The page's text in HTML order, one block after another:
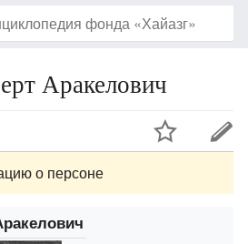
Аракелович
о персоне